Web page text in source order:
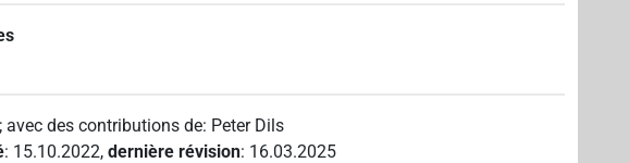
;avec des contributions de: Peter Dils
: 15.10.2022,dernière révision: 16.03.2025